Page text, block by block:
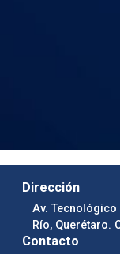
Dirección
Av. Tecnológico
Río, Querétaro.
Contacto